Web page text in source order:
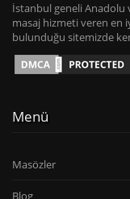
İstanbul geneli Anadolu
masaj hizmeti veren en
bulunduğu sitemizde
Menü
Masözler
Blog